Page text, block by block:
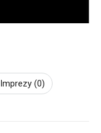
Imprezy (0)